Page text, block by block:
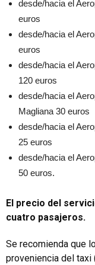
desde/hacia el
euros
desde/hacia el
euros
desde/hacia el
120 euros
desde/hacia el
Magliana 30 euros
desde/hacia el
25 euros
desde/hacia el
50 euros.
El precio del
cuatro pasajeros.
Se recomienda que
proveniencia del taxi